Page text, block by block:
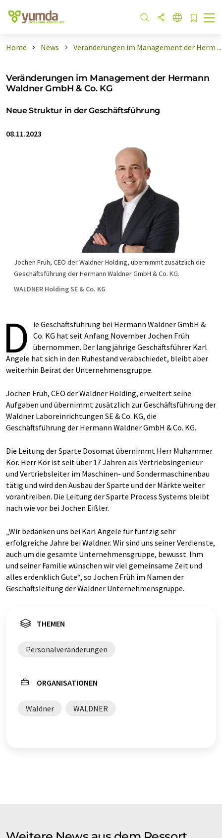
Home News Veränderungen im Management der Herm ...
Veränderungen im Management der Hermann
Waldner GmbH & Co. KG
Neue Struktur in der Geschäftsführung
08.11.2023
Jochen Früh, CEO der Waldner Holding, übernimmt zusätzlich die
Geschäftsführung der Hermann Waldner GmbH & Co. KG.
WALDNER Holding SE & Co. KG
D
ie Geschäftsführung bei Hermann Waldner GmbH &
Co. KG hat seit Anfang November Jochen Früh
übernommen. Der langjährige Geschäftsführer Karl
Angele hat sich in den Ruhestand verabschiedet, bleibt aber
weiterhin Beirat der Unternehmensgruppe.
Jochen Früh, CEO der Waldner Holding, erweitert seine
Aufgaben und übernimmt zusätzlich zur Geschäftsführung der
Waldner Laboreinrichtungen SE & Co. KG, die
Geschäftsführung der Hermann Waldner GmbH & Co. KG.
Die Leitung der Sparte Dosomat übernimmt Herr Muhammer
Kör. Herr Kör ist seit über 17 Jahren als Vertriebsingenieur
und Vertriebsleiter im Maschinen- und Sondermaschinenbau
tätig und wird den Ausbau der Sparte und der Märkte weiter
vorantreiben. Die Leitung der Sparte Process Systems bleibt
nach wie vor bei Jochen Eißler.
„Wir bedanken uns bei Karl Angele für fünfzig sehr
erfolgreiche Jahre bei Waldner. Wir sind uns seiner Verdienste,
auch um die gesamte Unternehmensgruppe, bewusst. Ihm
und seiner Familie wünschen wir viel gemeinsame Zeit und
alles erdenklich Gute“, so Jochen Früh im Namen der
Geschäftsleitung der Waldner Unternehmensgruppe.
THEMEN
Personalveränderungen
ORGANISATIONEN
Waldner WALDNER